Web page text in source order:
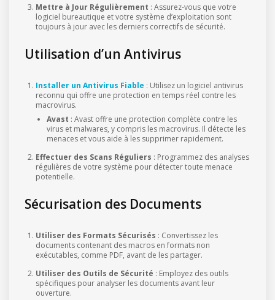
Mettre à Jour Régulièrement : Assurez-vous que votre
logiciel bureautique et votre système d’exploitation sont
toujours à jour avec les derniers correctifs de sécurité.
Utilisation d’un Antivirus
Installer un Antivirus Fiable : Utilisez un logiciel antivirus
reconnu qui offre une protection en temps réel contre les
macrovirus.
Avast : Avast offre une protection complète contre les
virus et malwares, y compris les macrovirus. Il détecte les
menaces et vous aide à les supprimer rapidement.
Effectuer des Scans Réguliers : Programmez des analyses
régulières de votre système pour détecter toute menace
potentielle.
Sécurisation des Documents
Utiliser des Formats Sécurisés : Convertissez les
documents contenant des macros en formats non
exécutables, comme PDF, avant de les partager.
Utiliser des Outils de Sécurité : Employez des outils
spécifiques pour analyser les documents avant leur
ouverture.